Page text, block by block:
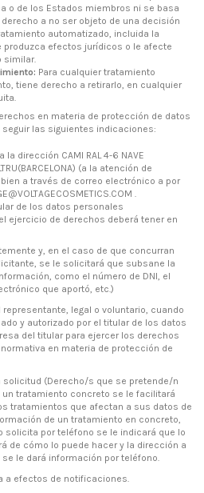
o de los Estados miembros ni se basa
a no ser objeto de una decisión
automatizado, incluida la
produzca efectos jurídicos o le afecte
similar.
Para cualquier tratamiento
tiene derecho a retirarlo, en cualquier
en materia de protección de datos
las siguientes indicaciones:
dirección CAMI RAL 4-6 NAVE
(a la atención de
bien a través de correo electrónico a por
.
de los datos personales
ejercicio de derechos deberá tener en
y, en el caso de que concurran
se le solicitará que subsane la
como el número de DNI, el
que aportó, etc.)
legal o voluntario, cuando
y autorizado por el titular de los datos
del titular para ejercer los derechos
en materia de protección de
solicitud (Derecho/s que se pretende/n
un tratamiento concreto se le facilitará
tratamientos que afectan a sus datos de
de un tratamiento en concreto,
solicita por teléfono se le indicará que lo
de cómo lo puede hacer y la dirección a
le dará información por teléfono.
a efectos de notificaciones.